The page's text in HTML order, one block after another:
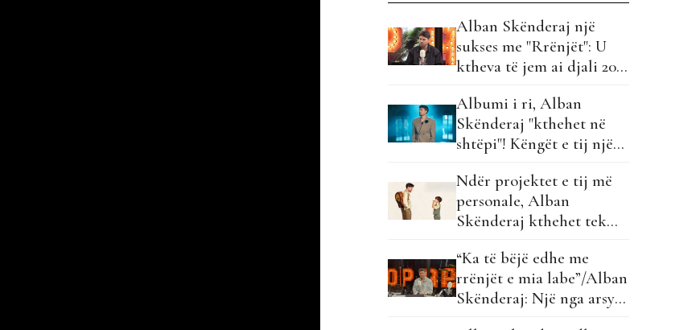
Alban Skënderaj një
sukses me "Rrënjët": U
ktheva të jem ai djali 20
sepse e dashuronte…
Albumi i ri, Alban
Skënderaj "kthehet në
shtëpi"! Këngët e tij një
Ndër projektet e tij më
personale, Alban
Skënderaj kthehet tek
“Ka të bëjë edhe me
rrënjët e mia labe”/Alban
Skënderaj: Një nga arsyet